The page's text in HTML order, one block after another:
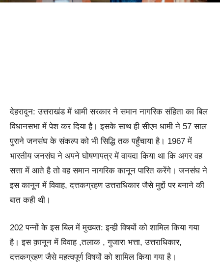
देहरादून: उत्तराखंड में धामी सरकार ने समान नागरिक संहिता का बिल
विधानसभा में पेश कर दिया है। इसके साथ ही सीएम धामी ने 57 साल
पुराने जनसंघ के संकल्प को भी सिद्धि तक पहुँचाया है। 1967 में
भारतीय जनसंघ ने अपने घोषणापत्र में वायदा किया था कि अगर वह
सत्ता में आते है तो वह समान नागरिक कानून पारित करेंगे। जनसंघ ने
इस कानून में विवाह, दत्तकग्रहण उत्तराधिकार जैसे मुद्दों पर बनाने की
बात कही थी।
202 पन्नों के इस बिल में मुख्यत: इन्ही विषयों को शामिल किया गया
है। इस क़ानून में विवाह ,तलाक , गुजारा भत्ता, उत्तराधिकार,
दत्तकग्रहण जैसे महत्वपूर्ण विषयों को शामिल किया गया है।